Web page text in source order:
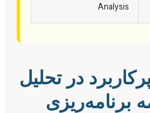
Analysis
در تحلیل